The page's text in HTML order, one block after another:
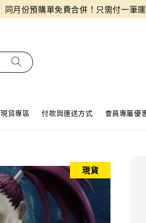
同月份預購單免費合併！只需付一筆
現貨專區 付款與運送方式 會員專屬優
現貨